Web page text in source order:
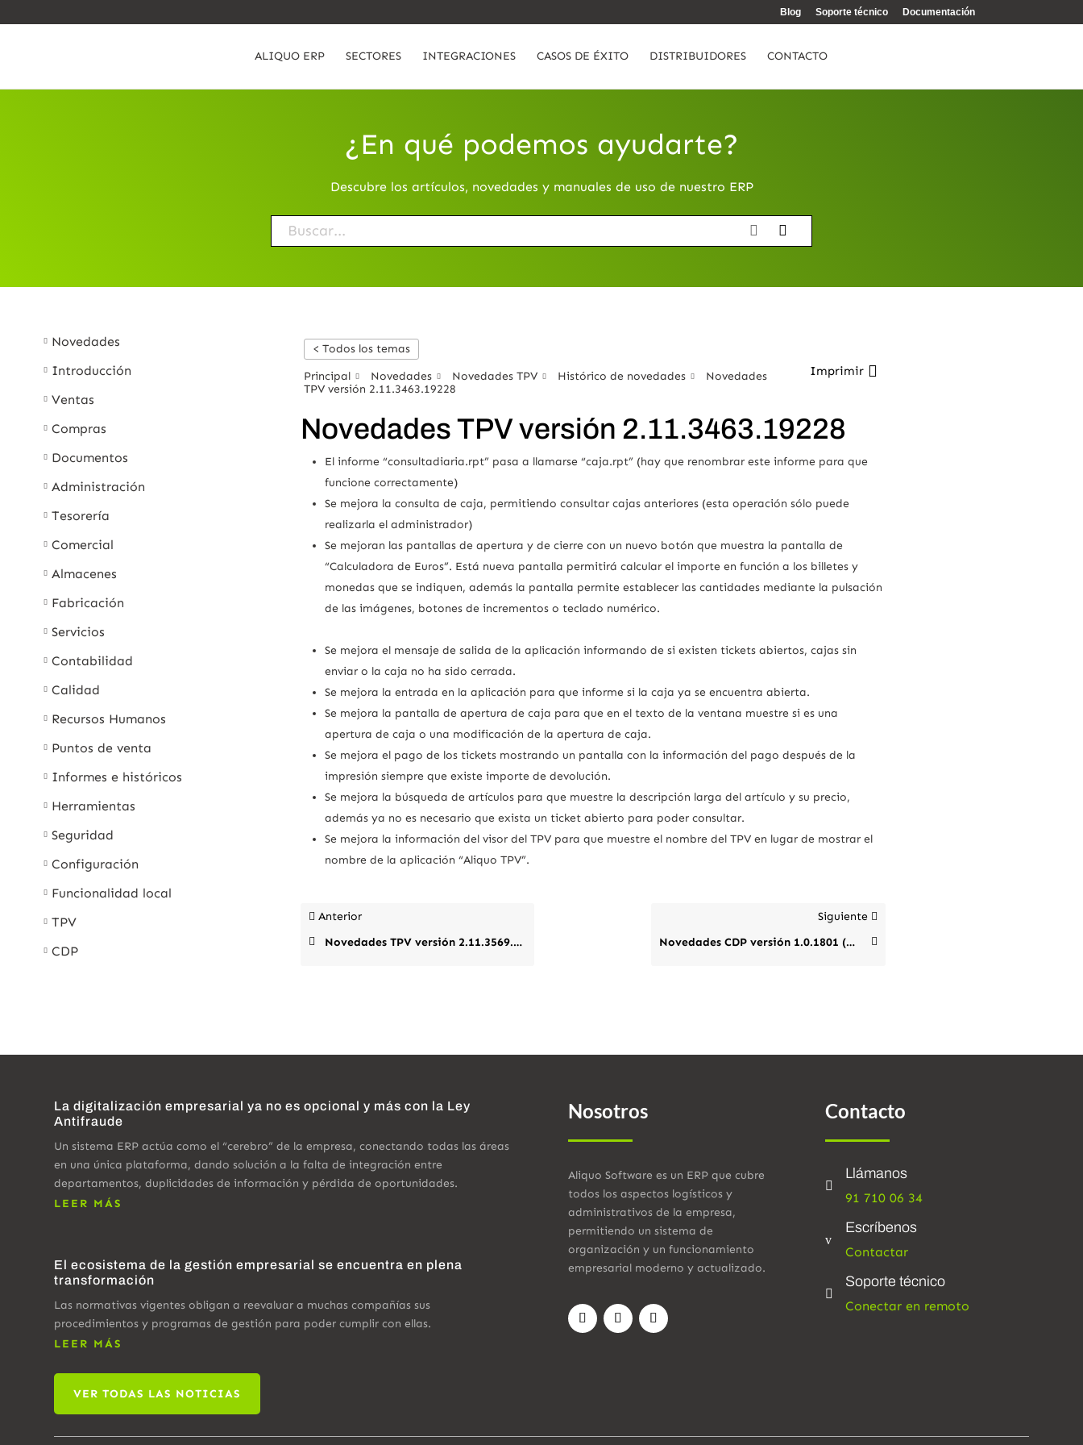
Blog Soporte técnico Documentación
ALIQUO ERP SECTORES INTEGRACIONES CASOS DE ÉXITO DISTRIBUIDORES CONTACTO
¿En qué podemos ayudarte?
Descubre los artículos, novedades y manuales de uso de nuestro ERP
Novedades
Introducción
Ventas
Compras
Documentos
Administración
Tesorería
Comercial
Almacenes
Fabricación
Servicios
Contabilidad
Calidad
Recursos Humanos
Puntos de venta
Informes e históricos
Herramientas
Seguridad
Configuración
Funcionalidad local
TPV
CDP
< Todos los temas
Principal Novedades Novedades TPV Histórico de novedades
Novedades
TPV versión 2.11.3463.19228
Imprimir
Novedades TPV versión 2.11.3463.19228
El informe “consultadiaria.rpt” pasa a llamarse “caja.rpt” (hay que renombrar este informe para que
funcione correctamente)
Se mejora la consulta de caja, permitiendo consultar cajas anteriores (esta operación sólo puede
realizarla el administrador)
Se mejoran las pantallas de apertura y de cierre con un nuevo botón que muestra la pantalla de
“Calculadora de Euros”. Está nueva pantalla permitirá calcular el importe en función a los billetes y
monedas que se indiquen, además la pantalla permite establecer las cantidades mediante la pulsación
de las imágenes, botones de incrementos o teclado numérico.
Se mejora el mensaje de salida de la aplicación informando de si existen tickets abiertos, cajas sin
enviar o la caja no ha sido cerrada.
Se mejora la entrada en la aplicación para que informe si la caja ya se encuentra abierta.
Se mejora la pantalla de apertura de caja para que en el texto de la ventana muestre si es una
apertura de caja o una modificación de la apertura de caja.
Se mejora el pago de los tickets mostrando un pantalla con la información del pago después de la
impresión siempre que existe importe de devolución.
Se mejora la búsqueda de artículos para que muestre la descripción larga del artículo y su precio,
además ya no es necesario que exista un ticket abierto para poder consultar.
Se mejora la información del visor del TPV para que muestre el nombre del TPV en lugar de mostrar el
nombre de la aplicación “Aliquo TPV”.
Anterior
Novedades TPV versión 2.11.3569.21216
Siguiente
Novedades CDP versión 1.0.1801 (Abril 2018)
La digitalización empresarial ya no es opcional y más con la Ley
Antifraude
Un sistema ERP actúa como el “cerebro” de la empresa, conectando todas las áreas
en una única plataforma, dando solución a la falta de integración entre
departamentos, duplicidades de información y pérdida de oportunidades.
LEER MÁS
El ecosistema de la gestión empresarial se encuentra en plena
transformación
Las normativas vigentes obligan a reevaluar a muchas compañías sus
procedimientos y programas de gestión para poder cumplir con ellas.
LEER MÁS
VER TODAS LAS NOTICIAS
Nosotros
Aliquo Software es un ERP que cubre
todos los aspectos logísticos y
administrativos de la empresa,
permitiendo un sistema de
organización y un funcionamiento
empresarial moderno y actualizado.
Contacto

Llámanos
91 710 06 34
v
Escríbenos
Contactar

Soporte técnico
Conectar en remoto